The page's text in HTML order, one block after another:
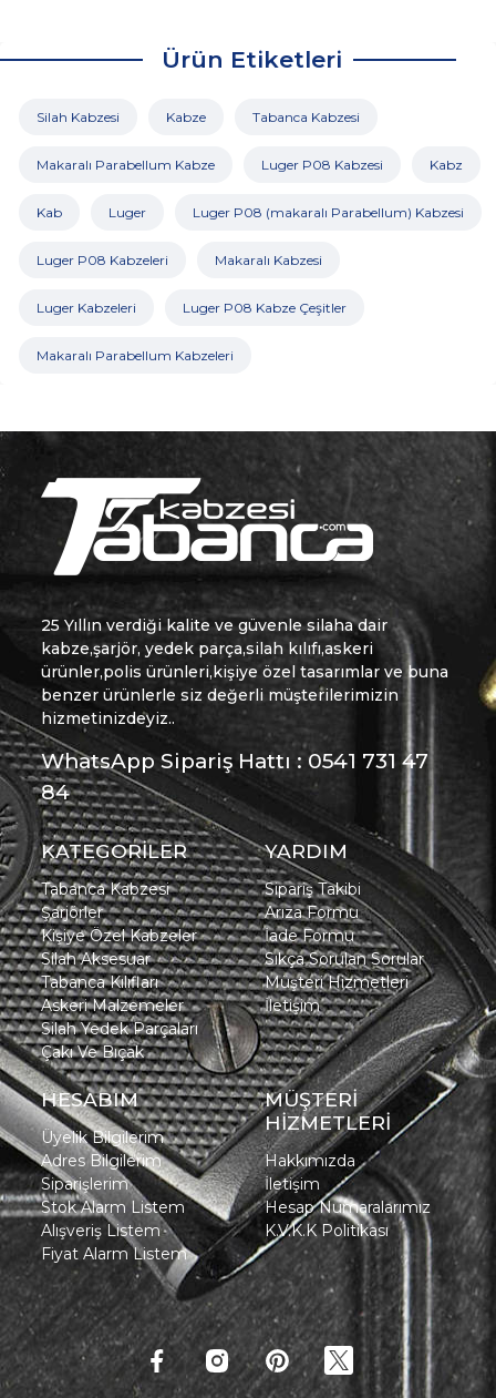
Ürün Etiketleri
Silah Kabzesi Kabze Tabanca Kabzesi
Makaralı Parabellum Kabze Luger P08 Kabzesi Kabz
Kab Luger Luger P08 (makaralı Parabellum) Kabzesi
Luger P08 Kabzeleri Makaralı Kabzesi
Luger Kabzeleri Luger P08 Kabze Çeşitler
Makaralı Parabellum Kabzeleri
25 Yıllın verdiği kalite ve güvenle silaha dair
kabze,şarjör, yedek parça,silah kılıfı,askeri
ürünler,polis ürünleri,kişiye özel tasarımlar ve buna
benzer ürünlerle siz değerli müşterilerimizin
hizmetinizdeyiz..
WhatsApp Sipariş Hattı : 0541 731 47
84
KATEGORİLER
Tabanca Kabzesi
Şarjörler
Kişiye Özel Kabzeler
Silah Aksesuar
Tabanca Kılıfları
Askeri Malzemeler
Silah Yedek Parçaları
Çakı Ve Bıçak
YARDIM
Sipariş Takibi
Arıza Formu
İade Formu
Sıkça Sorulan Sorular
Müşteri Hizmetleri
İletişim
HESABIM
Üyelik Bilgilerim
Adres Bilgilerim
Siparişlerim
Stok Alarm Listem
Alışveriş Listem
Fiyat Alarm Listem
MÜŞTERİ
HİZMETLERİ
Hakkımızda
İletişim
Hesap Numaralarımız
K.V.K.K Politikası